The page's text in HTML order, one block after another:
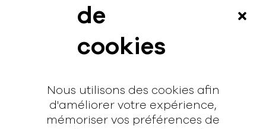
de
cookies
Nous utilisons des cookies afin
d'améliorer votre expérience,
mémoriser vos préférences de
Interview
Contact
hello@rodmusic.fr